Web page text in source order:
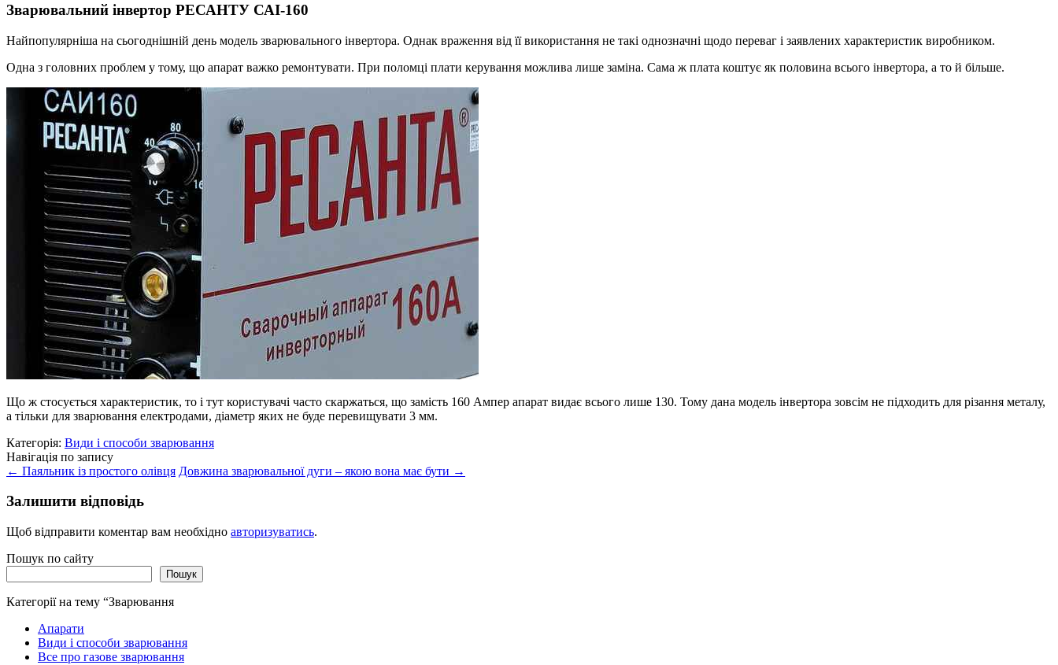
Зварювальний інвертор РЕСАНТУ САІ-160
Найпопулярніша на сьогоднішній день модель зварювального інвертора. Однак враження від її використання не такі однозначні щодо переваг і заявлених характеристик виробником.
Одна з головних проблем у тому, що апарат важко ремонтувати. При поломці плати керування можлива лише заміна. Сама ж плата коштує як половина всього інвертора, а то й більше.
Що ж стосується характеристик, то і тут користувачі часто скаржаться, що замість 160 Ампер апарат видає всього лише 130. Тому дана модель інвертора зовсім не підходить для різання металу,
а тільки для зварювання електродами, діаметр яких не буде перевищувати 3 мм.
Категорія: Види і способи зварювання
Навігація по запису
← Паяльник із простого олівця Довжина зварювальної дуги – якою вона має бути →
Залишити відповідь
Щоб відправити коментар вам необхідно авторизуватись.
Пошук по сайту
Пошук
Категорії на тему “Зварювання
Апарати
Види і способи зварювання
Все про газове зварювання